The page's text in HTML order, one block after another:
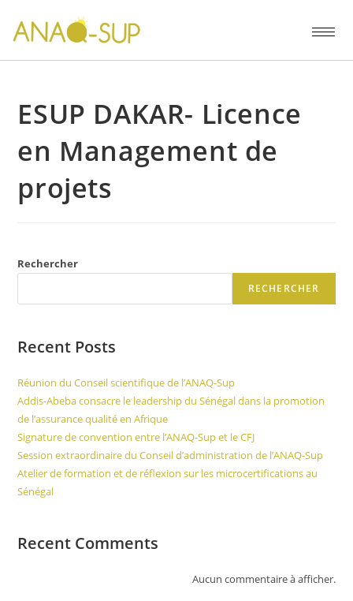
ESUP DAKAR- Licence
en Management de
projets
Rechercher
RECHERCHER
Recent Posts
Réunion du Conseil scientifique de l’ANAQ-Sup
Addis-Abeba consacre le leadership du Sénégal dans la promotion
de l’assurance qualité en Afrique
Signature de convention entre l’ANAQ-Sup et le CFJ
Session extraordinaire du Conseil d’administration de l’ANAQ-Sup
Atelier de formation et de réflexion sur les microcertifications au
Sénégal
Recent Comments
Aucun commentaire à afficher.